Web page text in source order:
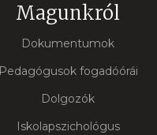
Magunkról
Dokumentumok
Pedagógusok fogadóórái
Dolgozók
Iskolapszichológus